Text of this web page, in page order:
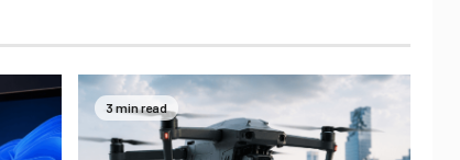
3 min read